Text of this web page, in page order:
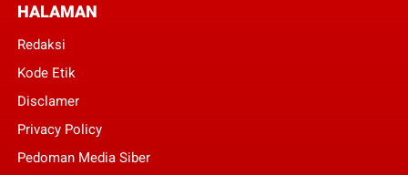
HALAMAN
Redaksi
Kode Etik
Disclamer
Privacy Policy
Pedoman Media Siber